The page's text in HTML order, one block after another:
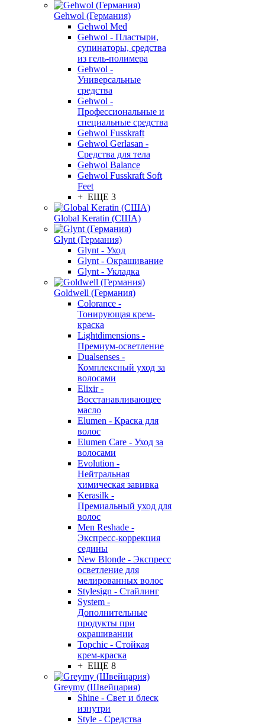
Gehwol (Германия)
Gehwol Med
Gehwol - Пластыри,
супинаторы, средства
из гель-полимера
Gehwol -
Универсальные
средства
Gehwol -
Профессиональные и
специальные средства
Gehwol Fusskraft
Gehwol Gerlasan -
Средства для тела
Gehwol Balance
Gehwol Fusskraft Soft
Feet
+ ЕЩЕ 3
Global Keratin (США)
Glynt (Германия)
Glynt - Уход
Glynt - Окрашивание
Glynt - Укладка
Goldwell (Германия)
Colorance -
Тонирующая крем-
краска
Lightdimensions -
Премиум-осветление
Dualsenses -
Комплексный уход за
волосами
Elixir -
Восстанавливающее
масло
Elumen - Краска для
волос
Elumen Care - Уход за
волосами
Evolution -
Нейтральная
химическая завивка
Kerasilk -
Премиальный уход для
волос
Men Reshade -
Экспресс-коррекция
седины
New Blonde - Экспресс
осветление для
мелированных волос
Stylesign - Стайлинг
System -
Дополнительные
продукты при
окрашивании
Topchic - Стойкая
крем-краска
+ ЕЩЕ 8
Greymy (Швейцария)
Shine - Свет и блеск
изнутри
Style - Средства